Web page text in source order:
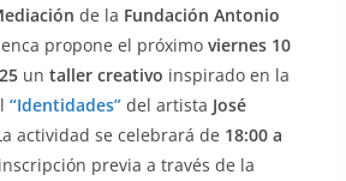
de la Fundación Antonio
propone el próximo viernes 10
un taller creativo inspirado en la
“Identidades”del artista José
actividad se celebrará de 18:00 a
previa a través de la